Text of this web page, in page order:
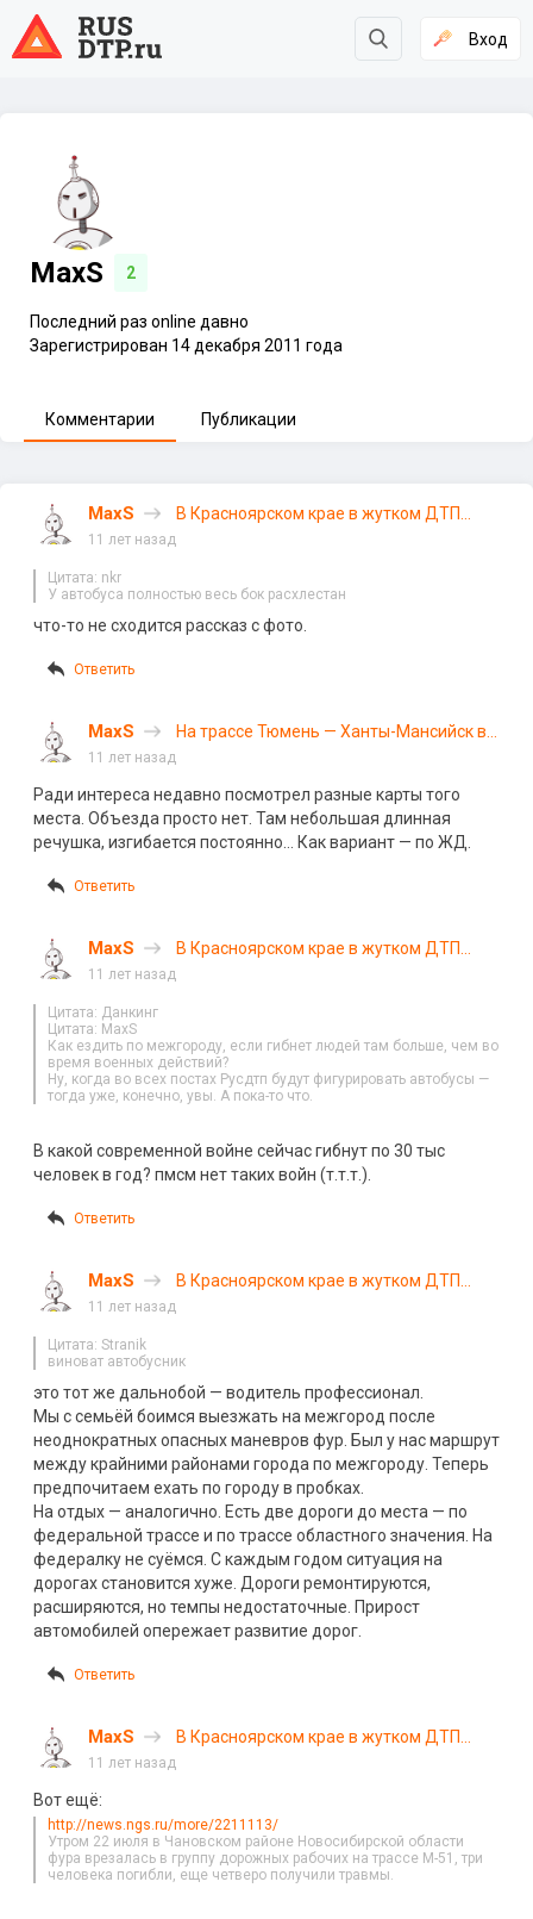
Вход
MaxS 2
Последний раз online давно
Зарегистрирован 14 декабря 2011 года
Комментарии Публикации
MaxS
В Красноярском крае в жутком ДТП
11 лет назад
Цитата: nkr
У автобуса полностью весь бок расхлестан
что-то не сходится рассказ с фото.
Ответить
MaxS
На трассе Тюмень — Ханты-Мансийск в
11 лет назад
Ради интереса недавно посмотрел разные карты того
места. Объезда просто нет. Там небольшая длинная
речушка, изгибается постоянно… Как вариант — по ЖД.
Ответить
MaxS
В Красноярском крае в жутком ДТП
11 лет назад
Цитата: Данкинг
Цитата: MaxS
Как ездить по межгороду, если гибнет людей там больше, чем во
время военных действий?
Ну, когда во всех постах Русдтп будут фигурировать автобусы —
тогда уже, конечно, увы. А пока-то что.
В какой современной войне сейчас гибнут по 30 тыс
человек в год? пмсм нет таких войн (т.т.т.).
Ответить
MaxS
В Красноярском крае в жутком ДТП
11 лет назад
Цитата: Stranik
виноват автобусник
это тот же дальнобой — водитель профессионал.
Мы с семьёй боимся выезжать на межгород после
неоднократных опасных маневров фур. Был у нас маршрут
между крайними районами города по межгороду. Теперь
предпочитаем ехать по городу в пробках.
На отдых — аналогично. Есть две дороги до места — по
федеральной трассе и по трассе областного значения. На
федералку не суёмся. С каждым годом ситуация на
дорогах становится хуже. Дороги ремонтируются,
расширяются, но темпы недостаточные. Прирост
автомобилей опережает развитие дорог.
Ответить
MaxS
В Красноярском крае в жутком ДТП
11 лет назад
Вот ещё:
http://news.ngs.ru/more/2211113/
Утром 22 июля в Чановском районе Новосибирской области
фура врезалась в группу дорожных рабочих на трассе М-51, три
человека погибли, еще четверо получили травмы.